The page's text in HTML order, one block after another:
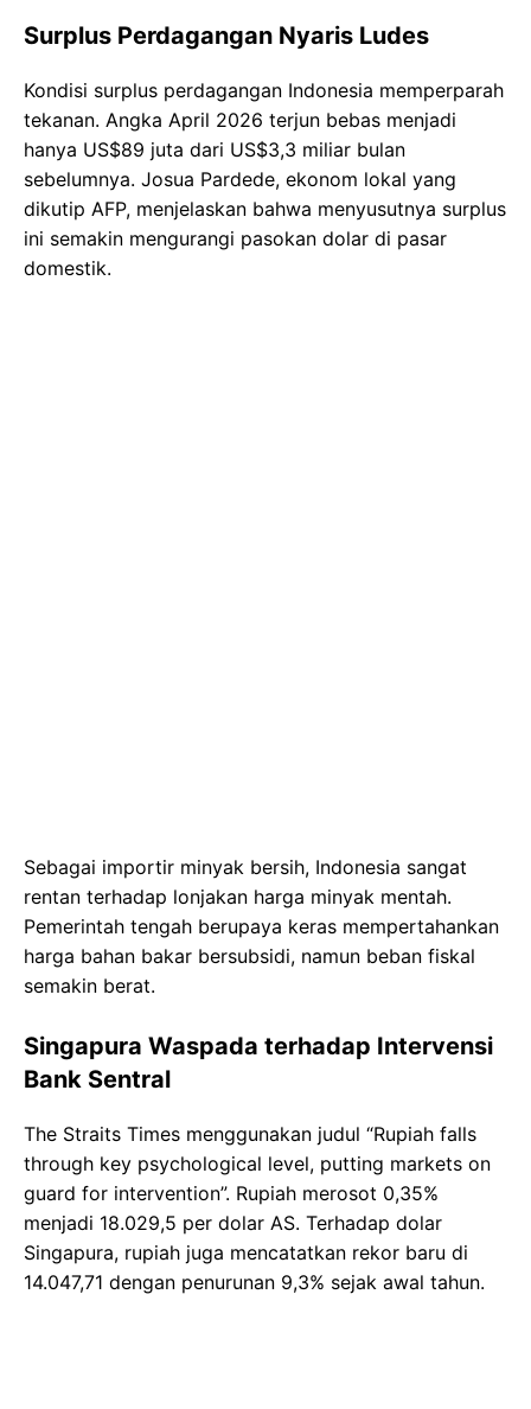
Surplus Perdagangan Nyaris Ludes
Kondisi surplus perdagangan Indonesia memperparah
tekanan. Angka April 2026 terjun bebas menjadi
hanya US$89 juta dari US$3,3 miliar bulan
sebelumnya. Josua Pardede, ekonom lokal yang
dikutip AFP, menjelaskan bahwa menyusutnya surplus
ini semakin mengurangi pasokan dolar di pasar
domestik.
Sebagai importir minyak bersih, Indonesia sangat
rentan terhadap lonjakan harga minyak mentah.
Pemerintah tengah berupaya keras mempertahankan
harga bahan bakar bersubsidi, namun beban fiskal
semakin berat.
Singapura Waspada terhadap Intervensi
Bank Sentral
The Straits Times menggunakan judul “Rupiah falls
through key psychological level, putting markets on
guard for intervention”. Rupiah merosot 0,35%
menjadi 18.029,5 per dolar AS. Terhadap dolar
Singapura, rupiah juga mencatatkan rekor baru di
14.047,71 dengan penurunan 9,3% sejak awal tahun.